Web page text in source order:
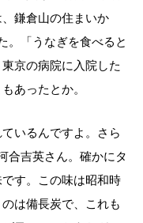
鎌倉山の住まいか
。「うなぎを食べると
京の病院に入院した
あったとか。
いるんですよ。さら
合吉英さん。確かにタ
す。この味は昭和時
は備長炭で、これも